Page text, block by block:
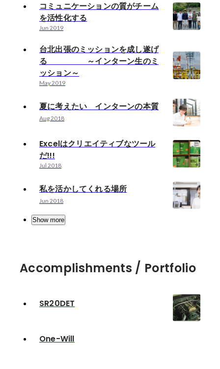
コミュニケーションの質がチーム
を活性化する
Jun 2019
台北出張のミッションを成し遂げ
る ～インターン生のミ
ッション～
May 2019
夏に考えたい インターンの本質
Aug 2018
Excelはクリエイティブなツール
だ!!!
Jul 2018
私を活かしてくれる場所
Jun 2018
Show more
Accomplishments / Portfolio
SR20DET
One-Will